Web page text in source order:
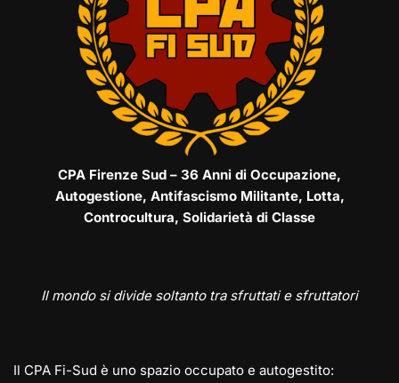
CPA Firenze Sud – 36 Anni di Occupazione,
Autogestione, Antifascismo Militante, Lotta,
Controcultura, Solidarietà di Classe
Il mondo si divide soltanto tra sfruttati e sfruttatori
Il CPA Fi-Sud è uno spazio occupato e autogestito: